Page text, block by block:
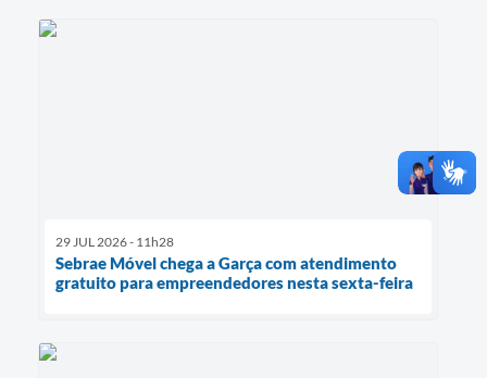
29 JUL 2026 - 11h28
Sebrae Móvel chega a Garça com atendimento
gratuito para empreendedores nesta sexta-feira